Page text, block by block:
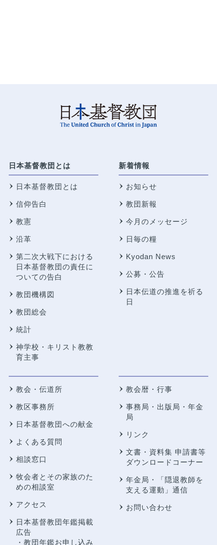
日本基督教団とは
日本基督教団とは
信仰告白
教憲
沿革
第二次大戦下における
日本基督教団の責任に
ついての告白
教団機構図
教団総会
統計
神学校・キリスト教教
育主事
新着情報
お知らせ
教団新報
今月のメッセージ
日毎の糧
Kyodan News
公募・公告
日本伝道の推進を祈る
日
教会・伝道所
教区事務所
日本基督教団への献金
よくある質問
相談窓口
牧会者とその家族のた
めの相談室
アクセス
日本基督教団年鑑掲載
広告
・教団年鑑お申し込み
教会暦・行事
事務局・出版局・年金
局
リンク
文書・資料集 申請書等
ダウンロードコーナー
年金局・
「隠退教師を
支える運動」通信
お問い合わせ